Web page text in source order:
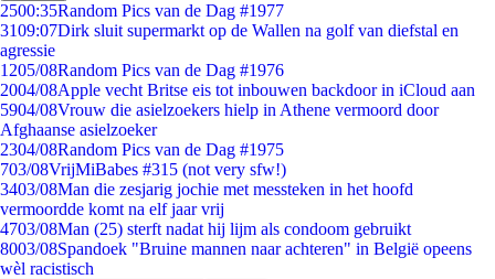
2500:35Random Pics van de Dag #1977
3109:07Dirk sluit supermarkt op de Wallen na golf van diefstal en
agressie
1205/08Random Pics van de Dag #1976
2004/08Apple vecht Britse eis tot inbouwen backdoor in iCloud aan
5904/08Vrouw die asielzoekers hielp in Athene vermoord door
Afghaanse asielzoeker
2304/08Random Pics van de Dag #1975
703/08VrijMiBabes #315 (not very sfw!)
3403/08Man die zesjarig jochie met messteken in het hoofd
vermoordde komt na elf jaar vrij
4703/08Man (25) sterft nadat hij lijm als condoom gebruikt
8003/08Spandoek "Bruine mannen naar achteren" in België opeens
wèl racistisch